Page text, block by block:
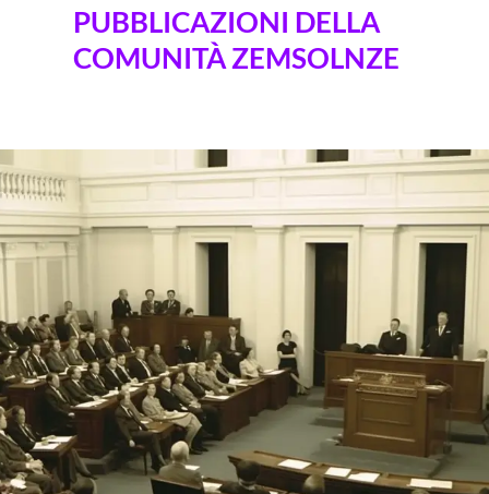
PUBBLICAZIONI DELLA
COMUNITÀ ZEMSOLNZE